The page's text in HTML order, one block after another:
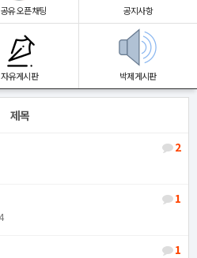
유 오픈채팅 공지사항
자유게시판 박제게시판
제목
2
1
1